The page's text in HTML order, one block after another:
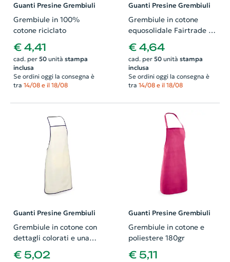
Guanti Presine Grembiuli
Grembiule in 100%
cotone riciclato
€ 4,41
cad. per 50unità stampa
inclusa
Se ordini oggi la consegna è
tra 14/08 e il 18/08
Guanti Presine Grembiuli
Grembiule in cotone
equosolidale Fairtrade da
180gr
€ 4,64
cad. per 50unità stampa
inclusa
Se ordini oggi la consegna è
tra 14/08 e il 18/08
Guanti Presine Grembiuli
Grembiule in cotone con
dettagli colorati e una
tasca
€ 5,02
Guanti Presine Grembiuli
Grembiule in cotone e
poliestere 180gr
€ 5,11